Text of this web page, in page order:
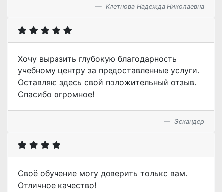
Клетнова Надежда Николаевна
Хочу выразить глубокую благодарность
учебному центру за предоставленные услуги.
Оставляю здесь свой положительный отзыв.
Спасибо огромное!
Эскандер
Своё обучение могу доверить только вам.
Отличное качество!